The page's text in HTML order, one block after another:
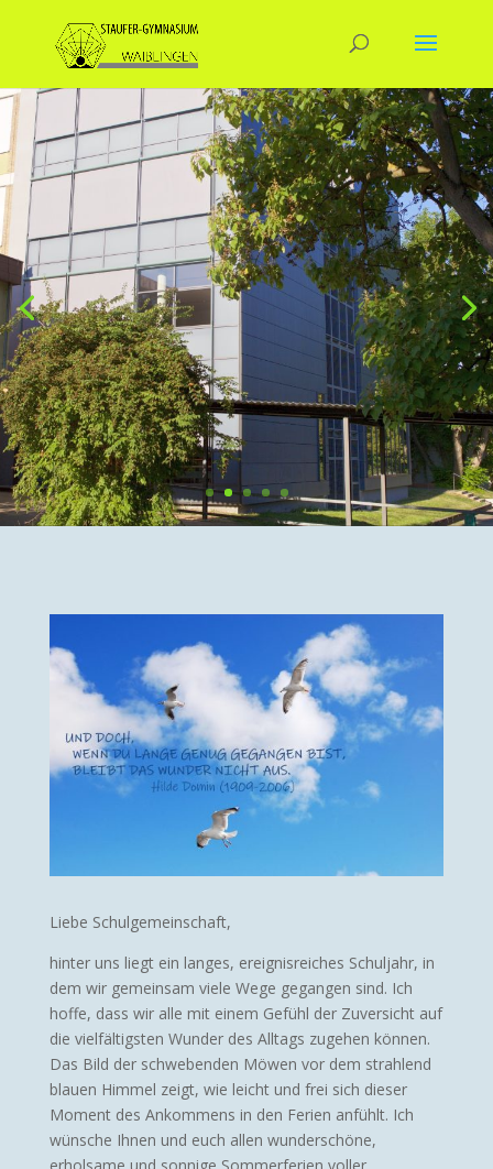
Liebe Schulgemeinschaft,
hinter uns liegt ein langes, ereignisreiches Schuljahr, in
dem wir gemeinsam viele Wege gegangen sind. Ich
hoffe, dass wir alle mit einem Gefühl der Zuversicht auf
die vielfältigsten Wunder des Alltags zugehen können.
Das Bild der schwebenden Möwen vor dem strahlend
blauen Himmel zeigt, wie leicht und frei sich dieser
Moment des Ankommens in den Ferien anfühlt. Ich
wünsche Ihnen und euch allen wunderschöne,